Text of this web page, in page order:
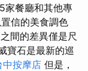
家餐廳和其他專
信的美食調色
間的差異僅是尺
寶石是最新的巡
中按摩店 但是，